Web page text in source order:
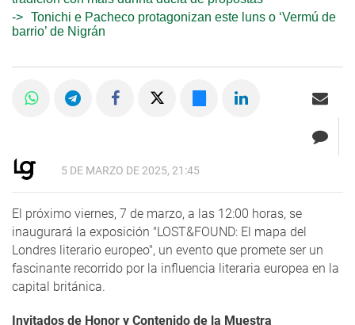
Tonichi e Pacheco protagonizan este luns o ‘Vermú de
barrio’ de Nigrán
5 DE MARZO DE 2025, 21:45
El próximo viernes, 7 de marzo, a las 12:00 horas, se
inaugurará la exposición "LOST&FOUND: El mapa del
Londres literario europeo", un evento que promete ser un
fascinante recorrido por la influencia literaria europea en la
capital británica.
Invitados de Honor y Contenido de la Muestra